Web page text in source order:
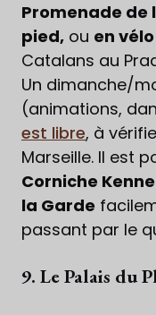
Promenade de
pied, ou en vélo
Catalans au
Un dimanche/
(animations,
est libre, à
Marseille. Il est
Corniche
la Garde
passant par le
9. Le Palais du